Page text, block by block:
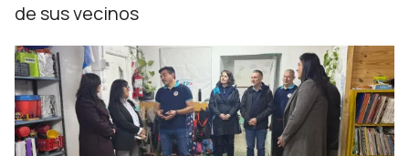
de sus vecinos